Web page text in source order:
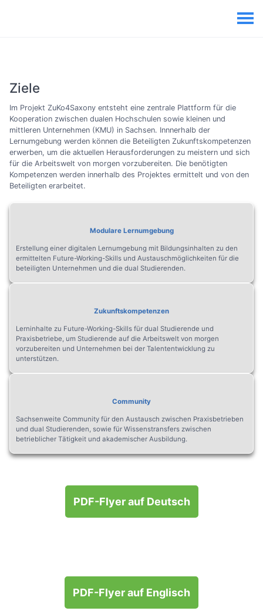
Ziele
Im Projekt ZuKo4Saxony entsteht eine zentrale Plattform für die
Kooperation zwischen dualen Hochschulen sowie kleinen und
mittleren Unternehmen (KMU) in Sachsen. Innnerhalb der
Lernumgebung werden können die Beteiligten Zukunftskompetenzen
erwerben, um die aktuellen Herausforderungen zu meistern und sich
für die Arbeitswelt von morgen vorzubereiten. Die benötigten
Kompetenzen werden innerhalb des Projektes ermittelt und von den
Beteiligten erarbeitet.
Modulare Lernumgebung
Erstellung einer digitalen Lernumgebung mit Bildungsinhalten zu den
ermittelten Future-Working-Skills und Austauschmöglichkeiten für die
beteiligten Unternehmen und die dual Studierenden.
Zukunftskompetenzen
Lerninhalte zu Future-Working-Skills für dual Studierende und
Praxisbetriebe, um Studierende auf die Arbeitswelt von morgen
vorzubereiten und Unternehmen bei der Talententwicklung zu
unterstützen.
Community
Sachsenweite Community für den Austausch zwischen Praxisbetrieben
und dual Studierenden, sowie für Wissenstransfers zwischen
betrieblicher Tätigkeit und akademischer Ausbildung.
PDF-Flyer auf Deutsch
PDF-Flyer auf Englisch